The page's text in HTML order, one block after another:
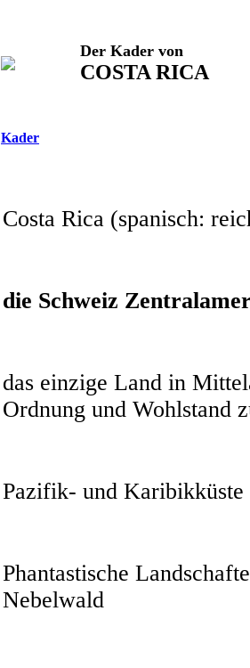
Der Kader von
COSTA RICA
Kader
Costa Rica (spanisch:
die Schweiz
das einzige Land in
Ordnung und Wohlstand
Pazifik- und Karibikküste
Phantastische
Nebelwald